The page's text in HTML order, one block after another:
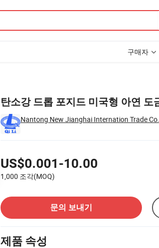
구매자
탄소강 드롭 포지드 미국형 아연 도
Nantong New Jianghai Internation Trade
US$0.001-10.00
1,000 조각(MOQ)
문의 보내기
제품 속성